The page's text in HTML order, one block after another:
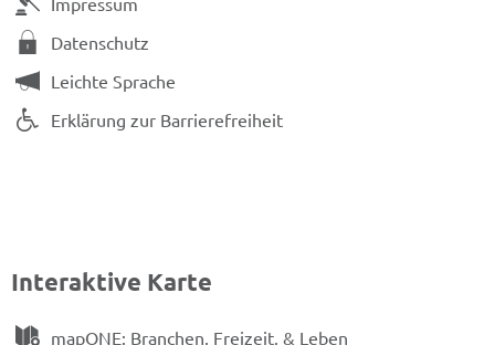
Datenschutz
Leichte Sprache
Erklärung zur Barrierefreiheit
Interaktive Karte
mapONE: Branchen, Freizeit, & Leben